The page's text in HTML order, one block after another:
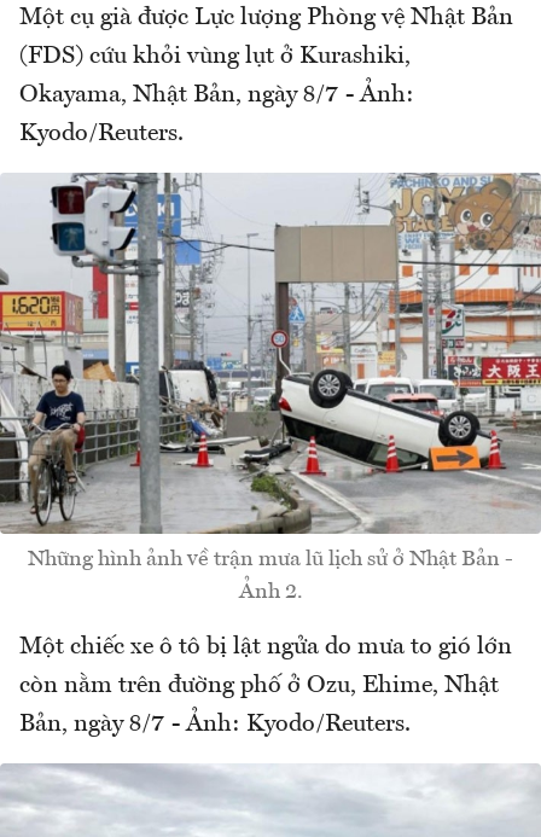
Một cụ già được Lực lượng Phòng vệ Nhật Bản
(FDS) cứu khỏi vùng lụt ở Kurashiki,
Okayama, Nhật Bản, ngày 8/7 - Ảnh:
Kyodo/Reuters.
Những hình ảnh về trận mưa lũ lịch sử ở Nhật Bản -
Ảnh 2.
Một chiếc xe ô tô bị lật ngửa do mưa to gió lớn
còn nằm trên đường phố ở Ozu, Ehime, Nhật
Bản, ngày 8/7 - Ảnh: Kyodo/Reuters.